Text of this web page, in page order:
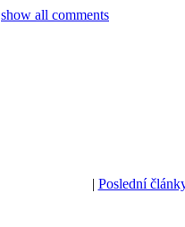
show all comments
| Poslední